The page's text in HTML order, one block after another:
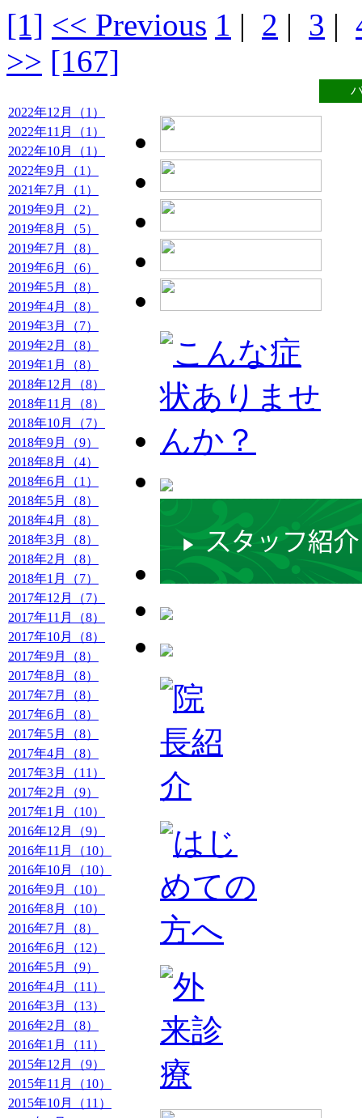
[1] << Previous 1 | 2 | 3 |
>> [167]
2022年12月（1）
2022年11月（1）
2022年10月（1）
2022年9月（1）
2021年7月（1）
2019年9月（2）
2019年8月（5）
2019年7月（8）
2019年6月（6）
2019年5月（8）
2019年4月（8）
2019年3月（7）
2019年2月（8）
2019年1月（8）
2018年12月（8）
2018年11月（8）
2018年10月（7）
2018年9月（9）
2018年8月（4）
2018年6月（1）
2018年5月（8）
2018年4月（8）
2018年3月（8）
2018年2月（8）
2018年1月（7）
2017年12月（7）
2017年11月（8）
2017年10月（8）
2017年9月（8）
2017年8月（8）
2017年7月（8）
2017年6月（8）
2017年5月（8）
2017年4月（8）
2017年3月（11）
2017年2月（9）
2017年1月（10）
2016年12月（9）
2016年11月（10）
2016年10月（10）
2016年9月（10）
2016年8月（10）
2016年7月（8）
2016年6月（12）
2016年5月（9）
2016年4月（11）
2016年3月（13）
2016年2月（8）
2016年1月（11）
2015年12月（9）
2015年11月（10）
2015年10月（11）